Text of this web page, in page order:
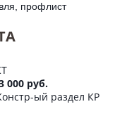
профлист
руб.
ый раздел КР